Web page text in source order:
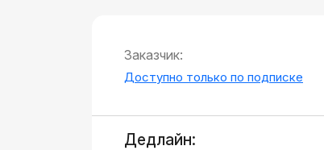
Заказчик:
Доступно только по подписке
Дедлайн: